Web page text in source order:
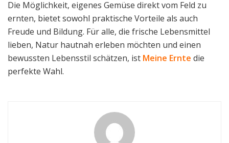
Die Möglichkeit, eigenes Gemüse direkt vom Feld zu
ernten, bietet sowohl praktische Vorteile als auch
Freude und Bildung. Für alle, die frische Lebensmittel
lieben, Natur hautnah erleben möchten und einen
bewussten Lebensstil schätzen, ist Meine Ernte die
perfekte Wahl.